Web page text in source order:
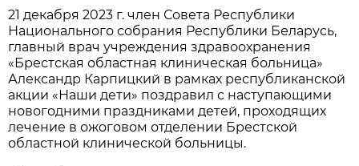
21 декабря 2023 г. член Совета Республики
Национального собрания Республики Беларусь,
главный врач учреждения здравоохранения
«Брестская областная клиническая больница»
Александр Карпицкий в рамках республиканской
акции «Наши дети» поздравил с наступающими
новогодними праздниками детей, проходящих
лечение в ожоговом отделении Брестской
областной клинической больницы.